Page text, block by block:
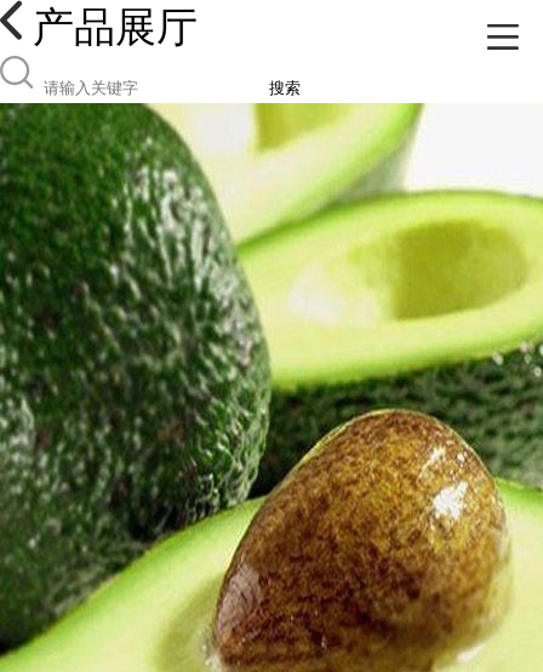
产品展厅
搜索